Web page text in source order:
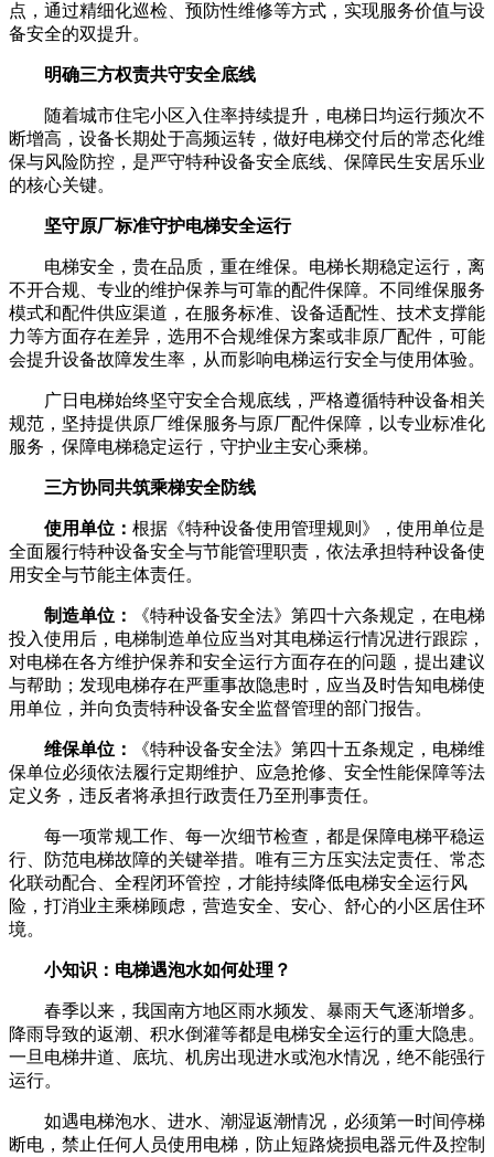
点，通过精细化巡检、预防性维修等方式，实现服务价值与设
备安全的双提升。
明确三方权责共守安全底线
随着城市住宅小区入住率持续提升，电梯日均运行频次不
断增高，设备长期处于高频运转，做好电梯交付后的常态化维
保与风险防控，是严守特种设备安全底线、保障民生安居乐业
的核心关键。
坚守原厂标准守护电梯安全运行
电梯安全，贵在品质，重在维保。电梯长期稳定运行，离
不开合规、专业的维护保养与可靠的配件保障。不同维保服务
模式和配件供应渠道，在服务标准、设备适配性、技术支撑能
力等方面存在差异，选用不合规维保方案或非原厂配件，可能
会提升设备故障发生率，从而影响电梯运行安全与使用体验。
广日电梯始终坚守安全合规底线，严格遵循特种设备相关
规范，坚持提供原厂维保服务与原厂配件保障，以专业标准化
服务，保障电梯稳定运行，守护业主安心乘梯。
三方协同共筑乘梯安全防线
使用单位： 根据《特种设备使用管理规则》，使用单位是
全面履行特种设备安全与节能管理职责，依法承担特种设备使
用安全与节能主体责任。
制造单位：
《特种设备安全法》第四十六条规定，在电梯
投入使用后，电梯制造单位应当对其电梯运行情况进行跟踪，
对电梯在各方维护保养和安全运行方面存在的问题，提出建议
与帮助；发现电梯存在严重事故隐患时，应当及时告知电梯使
用单位，并向负责特种设备安全监督管理的部门报告。
维保单位：
《特种设备安全法》第四十五条规定，电梯维
保单位必须依法履行定期维护、应急抢修、安全性能保障等法
定义务，违反者将承担行政责任乃至刑事责任。
每一项常规工作、每一次细节检查，都是保障电梯平稳运
行、防范电梯故障的关键举措。唯有三方压实法定责任、常态
化联动配合、全程闭环管控，才能持续降低电梯安全运行风
险，打消业主乘梯顾虑，营造安全、安心、舒心的小区居住环
境。
小知识：电梯遇泡水如何处理？
春季以来，我国南方地区雨水频发、暴雨天气逐渐增多。
降雨导致的返潮、积水倒灌等都是电梯安全运行的重大隐患。
一旦电梯井道、底坑、机房出现进水或泡水情况，绝不能强行
运行。
如遇电梯泡水、进水、潮湿返潮情况，必须第一时间停梯
断电，禁止任何人员使用电梯，防止短路烧损电器元件及控制